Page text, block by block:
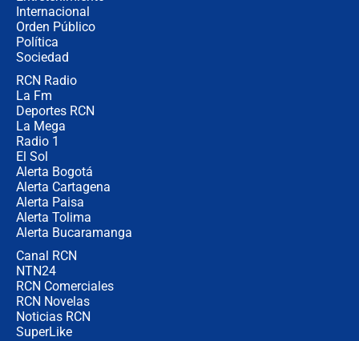
Internacional
Orden Público
Política
Sociedad
RCN Radio
La Fm
Deportes RCN
La Mega
Radio 1
El Sol
Alerta Bogotá
Alerta Cartagena
Alerta Paisa
Alerta Tolima
Alerta Bucaramanga
Canal RCN
NTN24
RCN Comerciales
RCN Novelas
Noticias RCN
SuperLike